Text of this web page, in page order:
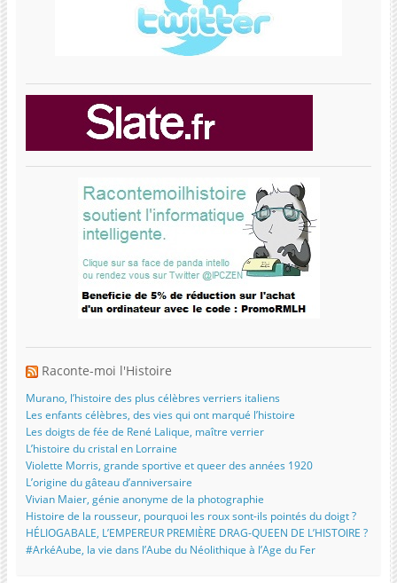
Raconte-moi l'Histoire
Murano, l’histoire des plus célèbres verriers italiens
Les enfants célèbres, des vies qui ont marqué l’histoire
Les doigts de fée de René Lalique, maître verrier
L’histoire du cristal en Lorraine
Violette Morris, grande sportive et queer des années 1920
L’origine du gâteau d’anniversaire
Vivian Maier, génie anonyme de la photographie
Histoire de la rousseur, pourquoi les roux sont-ils pointés du doigt ?
HÉLIOGABALE, L’EMPEREUR PREMIÈRE DRAG-QUEEN DE L’HISTOIRE ?
#ArkéAube, la vie dans l’Aube du Néolithique à l’Age du Fer